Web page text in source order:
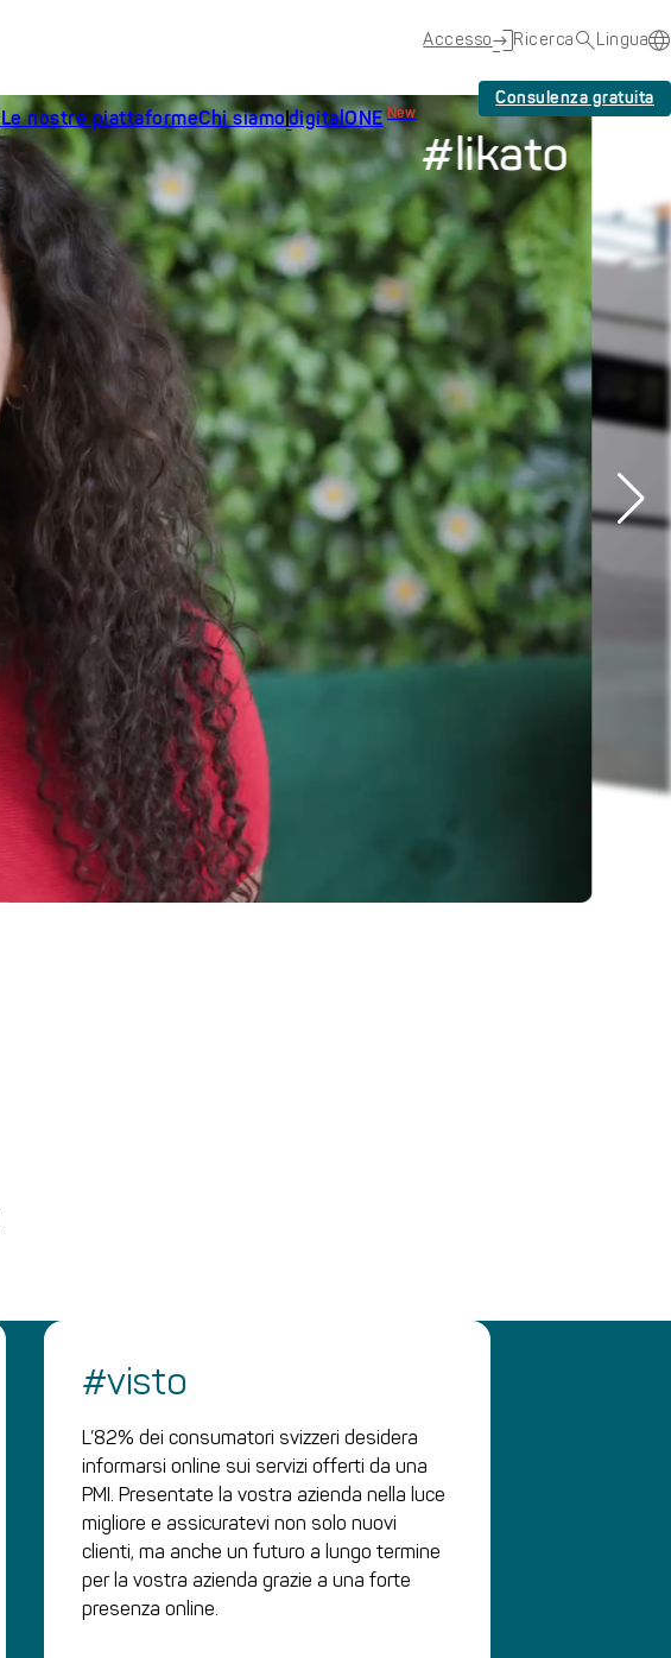
Accesso Ricerca Lingua
Le nostre piattaformeChi siamodigitalONE New
Consulenza gratuita
#likato
#visto
L’82% dei consumatori svizzeri desidera
informarsi online sui servizi offerti da una
PMI. Presentate la vostra azienda nella luce
migliore e assicuratevi non solo nuovi
clienti, ma anche un futuro a lungo termine
per la vostra azienda grazie a una forte
presenza online.